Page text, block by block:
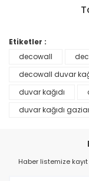
Etiketler :
decowall
decowall duvar
duvar kağıdı
duvar kağıdı
Haber listemize